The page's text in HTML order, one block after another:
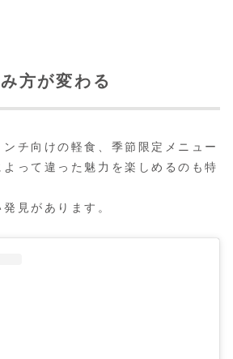
方が変わる
チ向けの軽食、季節限定メニュー
って違った魅力を楽しめるのも特
見があります。